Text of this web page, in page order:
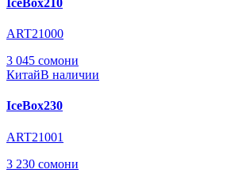
ART21000
3 045 сомони
КитайВ наличии
IceBox230
ART21001
3 230 сомони